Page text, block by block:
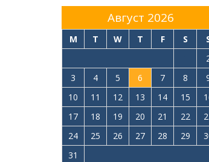
Август 2026
M T W T F S
3
4 5 6 7 8
10
11 12 13 14 15
17
18 19 20 21 22
24
25 26 27 28 29
31